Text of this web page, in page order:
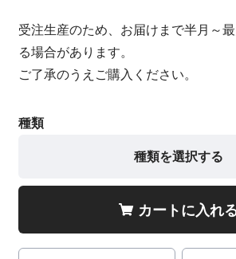
受注生産のため、お届けまで半月～
る場合があります。
ご了承のうえご購入ください。
種類
種類を選択する
カートに入れ